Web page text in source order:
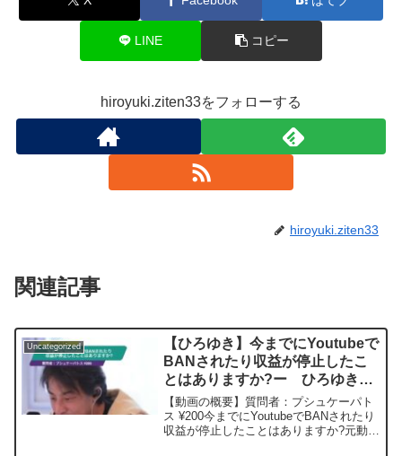
LINE コピー
hiroyuki.ziten33をフォローする
hiroyuki.ziten33
関連記事
Uncategorized
【ひろゆき】今までにYoutubeで
BANされたり収益が停止したこ
とはありますか?ー ひろゆき切
り抜き 20241117
【動画の概要】質問者：プシュケーパト
ス ¥200今までにYoutubeでBANされたり
収益が停止したことはありますか?元動